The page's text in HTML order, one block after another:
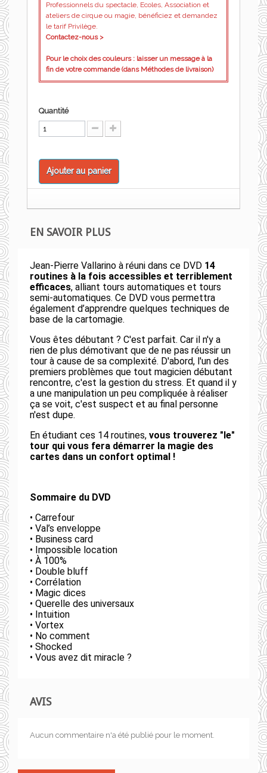
Professionnels du spectacle, Ecoles, Association et
ateliers de cirque ou magie, bénéficiez et demandez
le tarif Privilège.
Contactez-nous >
Pour le choix des couleurs : laisser un message à la
fin de votre commande (dans Méthodes de livraison)
Quantité
Ajouter au panier
EN SAVOIR PLUS
Jean-Pierre Vallarino à réuni dans ce DVD 14
routines à la fois accessibles et terriblement
efficaces, alliant tours automatiques et tours
semi-automatiques. Ce DVD vous permettra
également d’apprendre quelques techniques de
base de la cartomagie.
Vous êtes débutant ? C'est parfait. Car il n'y a
rien de plus démotivant que de ne pas réussir un
tour à cause de sa complexité. D'abord, l'un des
premiers problèmes que tout magicien débutant
rencontre, c'est la gestion du stress. Et quand il y
a une manipulation un peu compliquée à réaliser
ça se voit, c'est suspect et au final personne
n'est dupe.
En étudiant ces 14 routines, vous trouverez "le"
tour qui vous fera démarrer la magie des
cartes dans un confort optimal !
Sommaire du DVD
• Carrefour
• Val’s enveloppe
• Business card
• Impossible location
• À 100%
• Double bluff
• Corrélation
• Magic dices
• Querelle des universaux
• Intuition
• Vortex
• No comment
• Shocked
• Vous avez dit miracle ?
AVIS
Aucun commentaire n'a été publié pour le moment.